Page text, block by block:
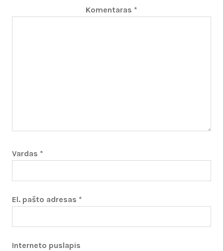
Komentaras *
Vardas *
El. pašto adresas *
Interneto puslapis